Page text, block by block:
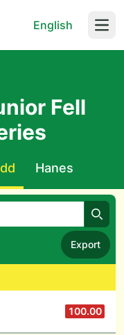
English
Fell
Hanes
Export
100.00